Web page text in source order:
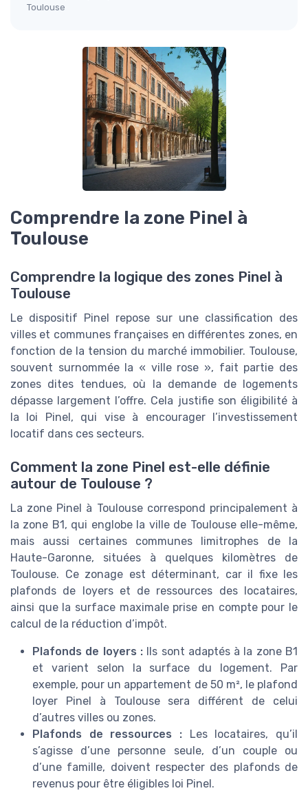
Toulouse
Comprendre la zone Pinel à
Toulouse
Comprendre la logique des zones Pinel à
Toulouse
Le dispositif Pinel repose sur une classification des
villes et communes françaises en différentes zones, en
fonction de la tension du marché immobilier. Toulouse,
souvent surnommée la « ville rose », fait partie des
zones dites tendues, où la demande de logements
dépasse largement l’offre. Cela justifie son éligibilité à
la loi Pinel, qui vise à encourager l’investissement
locatif dans ces secteurs.
Comment la zone Pinel est-elle définie
autour de Toulouse ?
La zone Pinel à Toulouse correspond principalement à
la zone B1, qui englobe la ville de Toulouse elle-même,
mais aussi certaines communes limitrophes de la
Haute-Garonne, situées à quelques kilomètres de
Toulouse. Ce zonage est déterminant, car il fixe les
plafonds de loyers et de ressources des locataires,
ainsi que la surface maximale prise en compte pour le
calcul de la réduction d’impôt.
Plafonds de loyers :Ils sont adaptés à la zone B1
et varient selon la surface du logement. Par
exemple, pour un appartement de 50 m², le plafond
loyer Pinel à Toulouse sera différent de celui
d’autres villes ou zones.
Plafonds de ressources : Les locataires, qu’il
s’agisse d’une personne seule, d’un couple ou
d’une famille, doivent respecter des plafonds de
revenus pour être éligibles loi Pinel.